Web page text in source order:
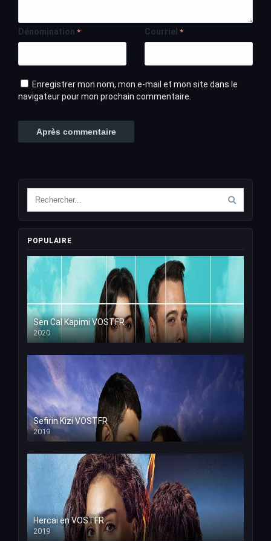
Dénomination * Courriel *
Enregistrer mon nom, mon e-mail et mon site dans le
navigateur pour mon prochain commentaire.
POPULAIRE
Sen Cal Kapimi VOSTFR
2020
Sefirin Kizi VOSTFR
2019
Hercai en VOSTFR
2019